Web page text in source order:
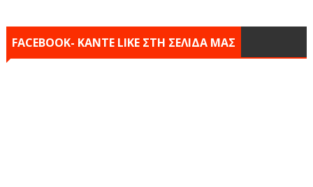
FACEBOOK- KANTE LIKE ΣΤΗ ΣΕΛΙΔΑ ΜΑΣ